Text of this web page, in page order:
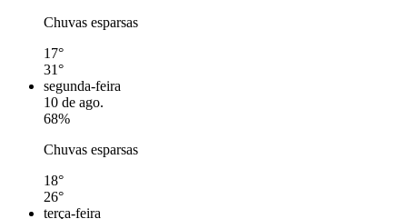
Chuvas esparsas
17°
31°
segunda-feira
10 de ago.
68%
Chuvas esparsas
18°
26°
terça-feira